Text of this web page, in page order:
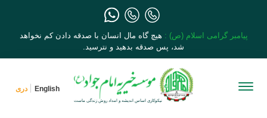
پیامبر گرامی اسلام (ص) : هیچ گاه مال انسان با صدقه دادن کم نخواهد
شد، پس صدقه بدهید و نترسید.
دری English